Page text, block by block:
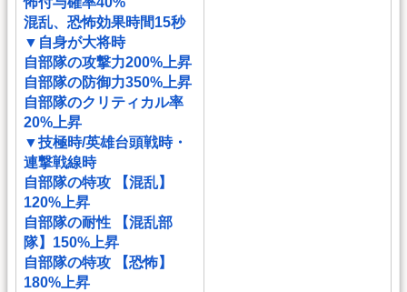
混乱、恐怖効果時間15秒
▼自身が大将時
自部隊の攻撃力200%上昇
自部隊の防御力350%上昇
自部隊のクリティカル率
20%上昇
▼技極時/英雄台頭戦時・
連撃戦線時
自部隊の特攻 【混乱】
120%上昇
自部隊の耐性 【混乱部
隊】150%上昇
自部隊の特攻 【恐怖】
180%上昇